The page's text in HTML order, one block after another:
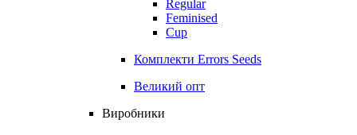
Regular
Feminised
Cup
Комплекти Errors Seeds
Великий опт
Виробники